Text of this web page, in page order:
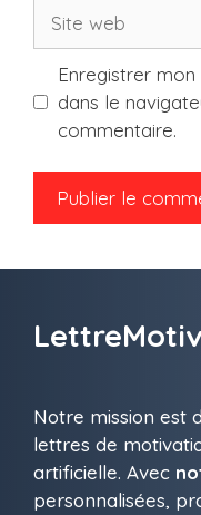
web
Enregistrer
dans le
commentaire.
Notre mission est
lettres de
artificielle. Avec
personnalisées,